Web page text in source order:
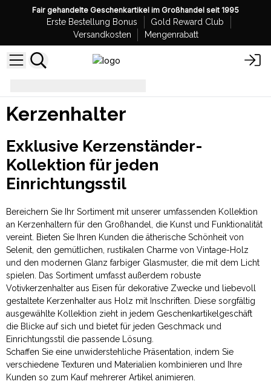
Fair gehandelte Geschenkartikel im Großhandel seit 1995
Erste Bestellung Bonus
Gold Reward Club
Versandkosten
Mengenrabatt
Kerzenhalter
Exklusive Kerzenständer-
Kollektion für jeden
Einrichtungsstil
Bereichern Sie Ihr Sortiment mit unserer umfassenden Kollektion
an Kerzenhaltern für den Großhandel, die Kunst und Funktionalität
vereint. Bieten Sie Ihren Kunden die ätherische Schönheit von
Selenit, den gemütlichen, rustikalen Charme von Vintage-Holz
und den modernen Glanz farbiger Glasmuster, die mit dem Licht
spielen. Das Sortiment umfasst außerdem robuste
Votivkerzenhalter aus Eisen für dekorative Zwecke und liebevoll
gestaltete Kerzenhalter aus Holz mit Inschriften. Diese sorgfältig
ausgewählte Kollektion zieht in jedem Geschenkartikelgeschäft
die Blicke auf sich und bietet für jeden Geschmack und
Einrichtungsstil die passende Lösung.
Schaffen Sie eine unwiderstehliche Präsentation, indem Sie
verschiedene Texturen und Materialien kombinieren und Ihre
Kunden so zum Kauf mehrerer Artikel animieren.